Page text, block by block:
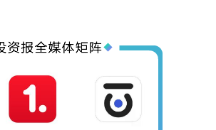
官方微信 企鹅号